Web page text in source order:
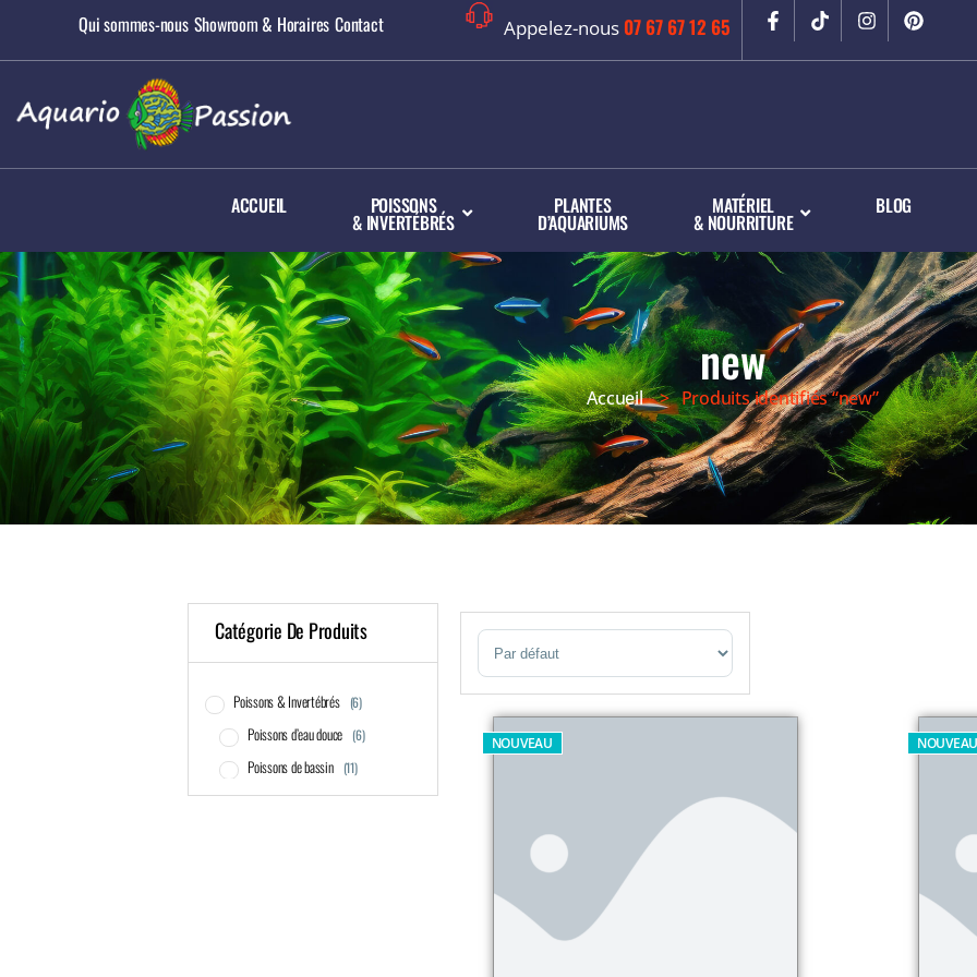
Qui sommes-nous Showroom & Horaires Contact Appelez-nous 07 67 67 12 65
ACCUEIL POISSONS
& INVERTÉBRÉS
PLANTES
D’AQUARIUMS
MATÉRIEL
& NOURRITURE
BLOG
new
Accueil> Produits identifiés “new”
Catégorie De Produits
Poissons & Invertébrés (6)
Poissons d’eau douce (6)
Poissons de bassin (11)
Sort Products
NOUVEAU